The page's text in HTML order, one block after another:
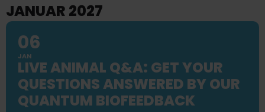
JANUAR 2027
06
JAN
LIVE ANIMAL Q&A: GET YOUR
QUESTIONS ANSWERED BY OUR
QUANTUM BIOFEEDBACK